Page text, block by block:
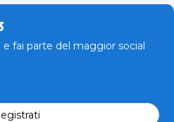
fai parte del maggior social